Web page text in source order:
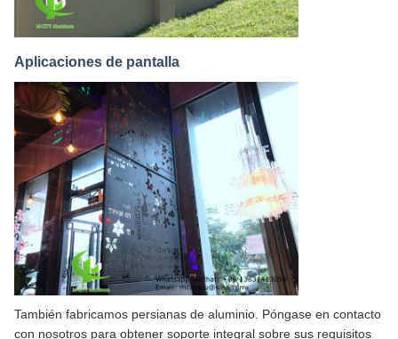
Aplicaciones de pantalla
También fabricamos persianas de aluminio. Póngase en contacto
con nosotros para obtener soporte integral sobre sus requisitos